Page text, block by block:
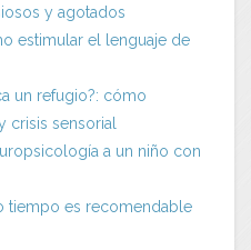
y agotados
estimular el lenguaje de
un refugio?: cómo
crisis sensorial
a un niño con
tiempo es recomendable